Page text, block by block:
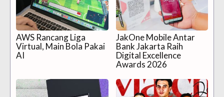
AWS Rancang Liga
Virtual, Main Bola Pakai
AI
JakOne Mobile Antar
Bank Jakarta Raih
Digital Excellence
Awards 2026